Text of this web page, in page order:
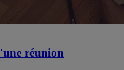
réunion